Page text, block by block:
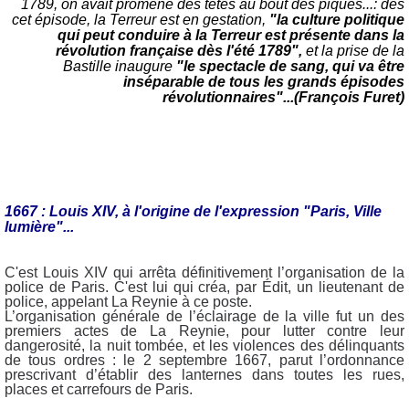
1789, on avait promené des têtes au bout des piques...: dès
cet épisode, la Terreur est en gestation, "la culture politique
qui peut conduire à la Terreur est présente dans la
révolution française dès l'été 1789", et la prise de la
Bastille inaugure "le spectacle de sang, qui va être
inséparable de tous les grands épisodes
révolutionnaires"...(François Furet)
1667 : Louis XIV, à l'origine de l'expression "Paris, Ville
lumière"...
C'est Louis XIV qui arrêta définitivement l’organisation de la
police de Paris. C'est lui qui créa, par Édit, un lieutenant de
police, appelant La Reynie à ce poste.
L’organisation générale de l’éclairage de la ville fut un des
premiers actes de La Reynie, pour lutter contre leur
dangerosité, la nuit tombée, et les violences des délinquants
de tous ordres : le 2 septembre 1667, parut l’ordonnance
prescrivant d’établir des lanternes dans toutes les rues,
places et carrefours de Paris.